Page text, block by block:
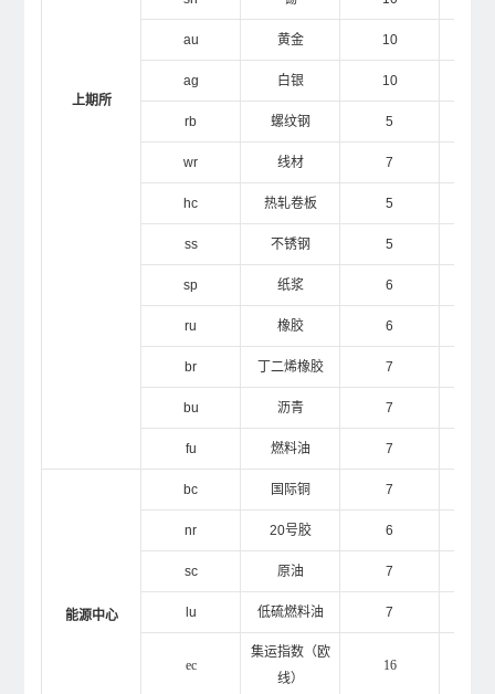
上期所
au 黄金 10
ag 白银 10
rb 螺纹钢 5
wr 线材 7
hc 热轧卷板 5
ss 不锈钢 5
sp 纸浆 6
ru 橡胶 6
br 丁二烯橡胶 7
bu 沥青 7
fu 燃料油 7
能源中心
bc 国际铜 7
nr 20号胶 6
sc 原油 7
lu 低硫燃料油 7
ec
集运指数（欧
线）
16